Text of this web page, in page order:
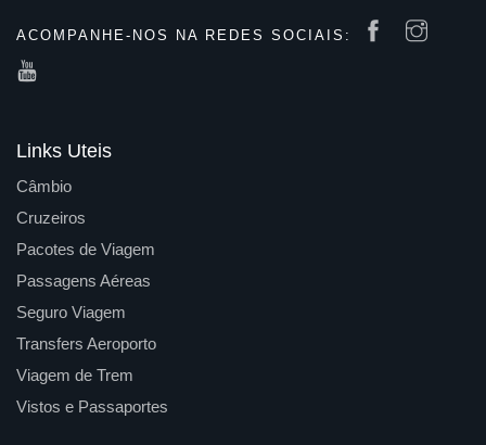
ACOMPANHE-NOS NA REDES SOCIAIS:
Links Uteis
Câmbio
Cruzeiros
Pacotes de Viagem
Passagens Aéreas
Seguro Viagem
Transfers Aeroporto
Viagem de Trem
Vistos e Passaportes